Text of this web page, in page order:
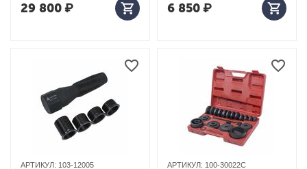
29 800₽ 6 850₽
АРТИКУЛ: 103-12005 АРТИКУЛ: 100-30022C